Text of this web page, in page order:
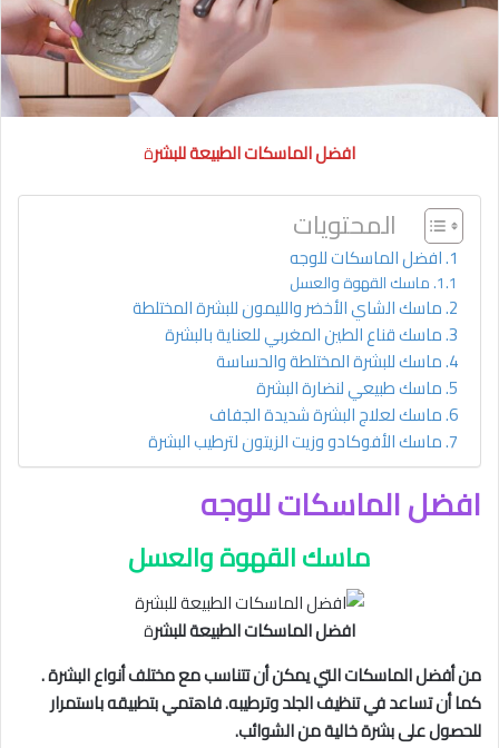
افضل الماسكات الطبيعة للبشرة
المحتويات
افضل الماسكات للوجه
ماسك القهوة والعسل
ماسك الشاي الأخضر والليمون للبشرة المختلطة
ماسك قناع الطين المغربي للعناية بالبشرة
ماسك للبشرة المختلطة والحساسة
ماسك طبيعي لنضارة البشرة
ماسك لعلاج البشرة شديدة الجفاف
ماسك الأفوكادو وزيت الزيتون لترطيب البشرة
افضل الماسكات للوجه
ماسك القهوة والعسل
افضل الماسكات الطبيعة للبشرة
من أفضل الماسكات التي يمكن أن تتناسب مع مختلف أنواع البشرة .
كما أن تساعد في تنظيف الجلد وترطيبه. فاهتمي بتطبيقه باستمرار
للحصول على بشرة خالية من الشوائب.